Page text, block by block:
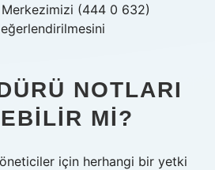
(444 0 632)
NOTLARI
MI?
için herhangi bir yetki